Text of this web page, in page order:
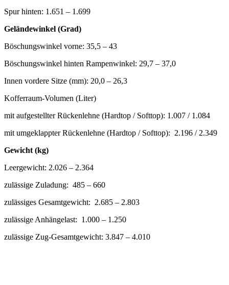
Spur hinten: 1.651 – 1.699
Geländewinkel (Grad)
Böschungswinkel vorne: 35,5 – 43
Böschungswinkel hinten Rampenwinkel: 29,7 – 37,0
Innen vordere Sitze (mm): 20,0 – 26,3
Kofferraum-Volumen (Liter)
mit aufgestellter Rückenlehne (Hardtop / Softtop): 1.007 / 1.084
mit umgeklappter Rückenlehne (Hardtop / Softtop): 2.196 / 2.349
Gewicht (kg)
Leergewicht: 2.026 – 2.364
zulässige Zuladung: 485 – 660
zulässiges Gesamtgewicht: 2.685 – 2.803
zulässige Anhängelast: 1.000 – 1.250
zulässige Zug-Gesamtgewicht: 3.847 – 4.010